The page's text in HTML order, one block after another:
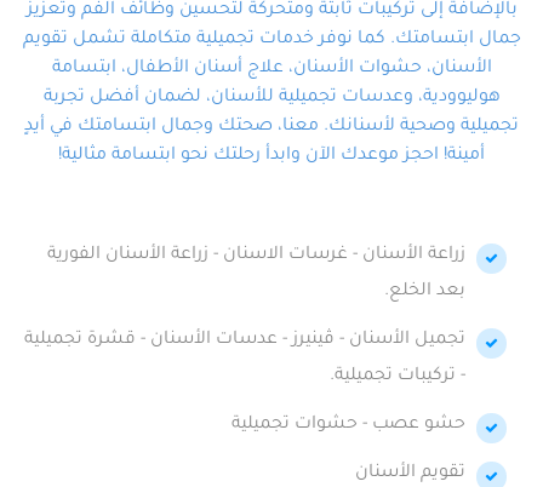
بالإضافة إلى تركيبات ثابتة ومتحركة لتحسين وظائف الفم وتعزيز
جمال ابتسامتك. كما نوفر خدمات تجميلية متكاملة تشمل تقويم
الأسنان، حشوات الأسنان، علاج أسنان الأطفال، ابتسامة
هوليوودية، وعدسات تجميلية للأسنان، لضمان أفضل تجربة
تجميلية وصحية لأسنانك. معنا، صحتك وجمال ابتسامتك في أيدٍ
أمينة! احجز موعدك الآن وابدأ رحلتك نحو ابتسامة مثالية!
زراعة الأسنان - غرسات الاسنان - زراعة الأسنان الفورية
بعد الخلع.
تجميل الأسنان - ڤينيرز - عدسات الأسنان - قشرة تجميلية
- تركيبات تجميلية.
حشو عصب - حشوات تجميلية
تقويم الأسنان